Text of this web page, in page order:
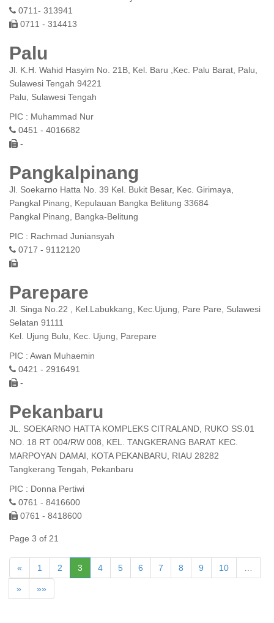
0711- 313941
0711 - 314413
Palu
Jl. K.H. Wahid Hasyim No. 21B, Kel. Baru ,Kec. Palu Barat, Palu,
Sulawesi Tengah 94221
Palu, Sulawesi Tengah
PIC : Muhammad Nur
0451 - 4016682
-
Pangkalpinang
Jl. Soekarno Hatta No. 39 Kel. Bukit Besar, Kec. Girimaya,
Pangkal Pinang, Kepulauan Bangka Belitung 33684
Pangkal Pinang, Bangka-Belitung
PIC : Rachmad Juniansyah
0717 - 9112120
Parepare
Jl. Singa No.22 , Kel.Labukkang, Kec.Ujung, Pare Pare, Sulawesi
Selatan 91111
Kel. Ujung Bulu, Kec. Ujung, Parepare
PIC : Awan Muhaemin
0421 - 2916491
-
Pekanbaru
JL. SOEKARNO HATTA KOMPLEKS CITRALAND, RUKO SS.01
NO. 18 RT 004/RW 008, KEL. TANGKERANG BARAT KEC.
MARPOYAN DAMAI, KOTA PEKANBARU, RIAU 28282
Tangkerang Tengah, Pekanbaru
PIC : Donna Pertiwi
0761 - 8416600
0761 - 8418600
Page 3 of 21
« 1 2 3 4 5 6 7 8 9 10
» »»